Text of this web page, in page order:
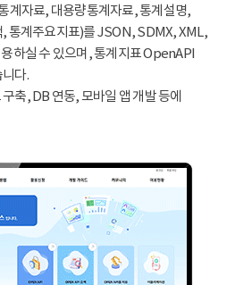
계자료, 대용량통계자료, 통계설명,
통계주요지표)를 JSON, SDMX, XML,
하실 수 있으며, 통계지표 OpenAPI
다.
축, DB 연동, 모바일 앱 개발 등에